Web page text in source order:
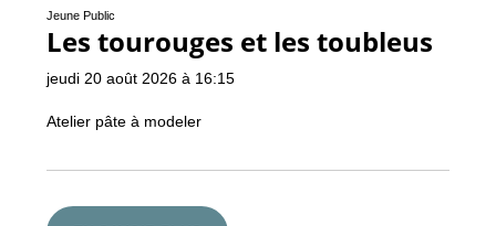
Jeune Public
Les tourouges et les toubleus
jeudi 20 août 2026 à 16:15
Atelier pâte à modeler